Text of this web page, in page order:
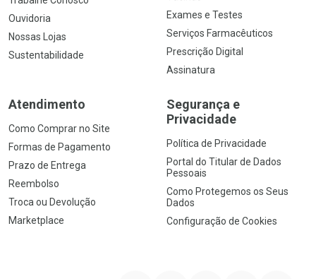
Ouvidoria
Nossas Lojas
Sustentabilidade
Exames e Testes
Serviços Farmacêuticos
Prescrição Digital
Assinatura
Atendimento
Como Comprar no Site
Formas de Pagamento
Prazo de Entrega
Reembolso
Troca ou Devolução
Marketplace
Segurança e
Privacidade
Política de Privacidade
Portal do Titular de Dados
Pessoais
Como Protegemos os Seus
Dados
Configuração de Cookies